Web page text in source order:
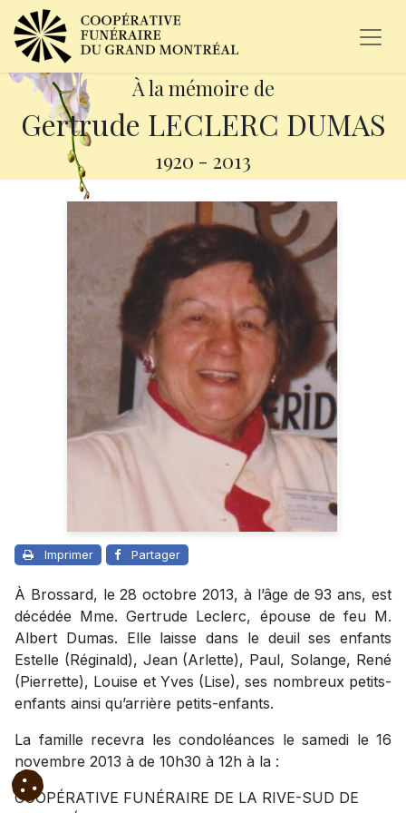
À la mémoire de
Gertrude LECLERC DUMAS
1920 - 2013
Imprimer Partager
À Brossard, le 28 octobre 2013, à l’âge de 93 ans, est
décédée Mme. Gertrude Leclerc, épouse de feu M.
Albert Dumas. Elle laisse dans le deuil ses enfants
Estelle (Réginald), Jean (Arlette), Paul, Solange, René
(Pierrette), Louise et Yves (Lise), ses nombreux petits-
enfants ainsi qu’arrière petits-enfants.
La famille recevra les condoléances le samedi le 16
novembre 2013 à de 10h30 à 12h à la :
COOPÉRATIVE FUNÉRAIRE DE LA RIVE-SUD DE